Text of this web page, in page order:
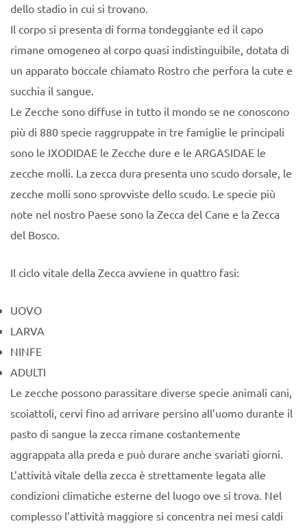
dello stadio in cui si trovano.
Il corpo si presenta di forma tondeggiante ed il capo
rimane omogeneo al corpo quasi indistinguibile, dotata di
un apparato boccale chiamato Rostro che perfora la cute e
succhia il sangue.
Le Zecche sono diffuse in tutto il mondo se ne conoscono
più di 880 specie raggruppate in tre famiglie le principali
sono le IXODIDAE le Zecche dure e le ARGASIDAE le
zecche molli. La zecca dura presenta uno scudo dorsale, le
zecche molli sono sprovviste dello scudo. Le specie più
note nel nostro Paese sono la Zecca del Cane e la Zecca
del Bosco.
Il ciclo vitale della Zecca avviene in quattro fasi:
UOVO
LARVA
NINFE
ADULTI
Le zecche possono parassitare diverse specie animali cani,
scoiattoli, cervi fino ad arrivare persino all’uomo durante il
pasto di sangue la zecca rimane costantemente
aggrappata alla preda e può durare anche svariati giorni.
L’attività vitale della zecca è strettamente legata alle
condizioni climatiche esterne del luogo ove si trova. Nel
complesso l’attività maggiore si concentra nei mesi caldi